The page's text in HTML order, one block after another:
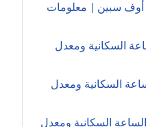
أوف سبين | معلومات
2026 – الساعة السكانية ومعدل
جورجيا 2026 – الساعة السكانية ومعدل
هندوراس 2026 – الساعة السكانية ومعدل